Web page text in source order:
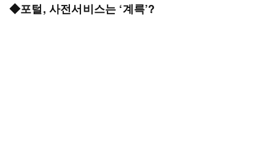
◆포털, 사전서비스는 ‘계륵’?